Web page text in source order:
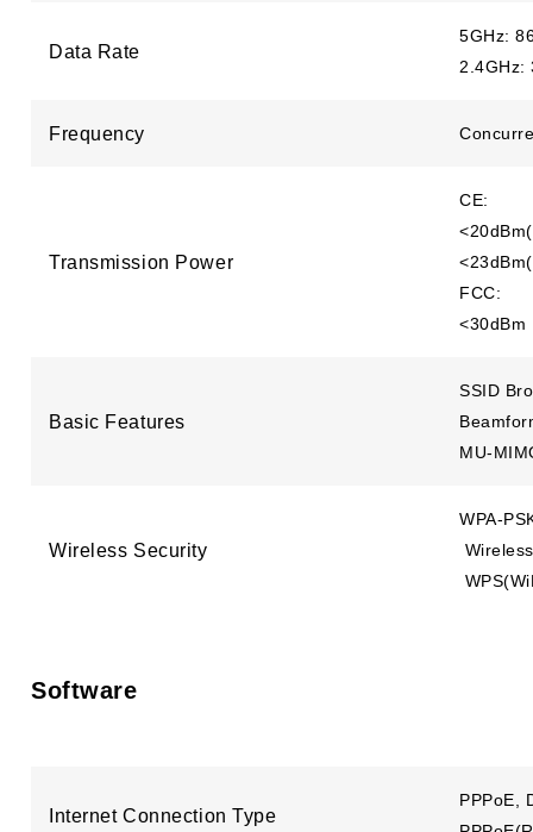
Data Rate
5GHz:
2.4GHz:
Frequency
Transmission Power
CE:
FCC:
<30dBm
Basic Features
SSID
MU-
Wireless Security
WPA-
Software
Internet Connection Type
PPPoE,